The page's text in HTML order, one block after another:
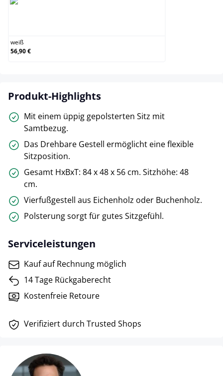
weiß
56,90 €
Produkt-Highlights
Mit einem üppig gepolsterten Sitz mit
Samtbezug.
Das Drehbare Gestell ermöglicht eine flexible
Sitzposition.
Gesamt HxBxT: 84 x 48 x 56 cm. Sitzhöhe: 48
cm.
Vierfußgestell aus Eichenholz oder Buchenholz.
Polsterung sorgt für gutes Sitzgefühl.
Serviceleistungen
Kauf auf Rechnung möglich
14 Tage Rückgaberecht
Kostenfreie Retoure
Verifiziert durch Trusted Shops